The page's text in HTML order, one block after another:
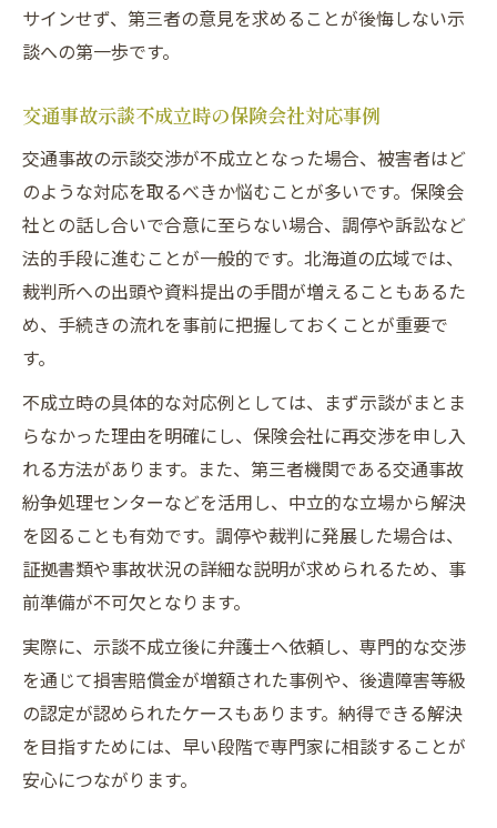
サインせず、第三者の意見を求めることが後悔しない示
談への第一歩です。
交通事故示談不成立時の保険会社対応事例
交通事故の示談交渉が不成立となった場合、被害者はど
のような対応を取るべきか悩むことが多いです。保険会
社との話し合いで合意に至らない場合、調停や訴訟など
法的手段に進むことが一般的です。北海道の広域では、
裁判所への出頭や資料提出の手間が増えることもあるた
め、手続きの流れを事前に把握しておくことが重要で
す。
不成立時の具体的な対応例としては、まず示談がまとま
らなかった理由を明確にし、保険会社に再交渉を申し入
れる方法があります。また、第三者機関である交通事故
紛争処理センターなどを活用し、中立的な立場から解決
を図ることも有効です。調停や裁判に発展した場合は、
証拠書類や事故状況の詳細な説明が求められるため、事
前準備が不可欠となります。
実際に、示談不成立後に弁護士へ依頼し、専門的な交渉
を通じて損害賠償金が増額された事例や、後遺障害等級
の認定が認められたケースもあります。納得できる解決
を目指すためには、早い段階で専門家に相談することが
安心につながります。